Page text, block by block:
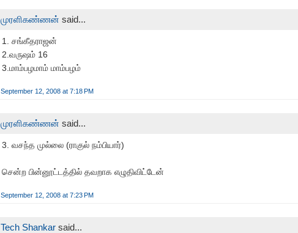
முரளிகண்ணன் said...
1. சங்கீதராஜன்
2.வருஷம் 16
3.மாம்பழமாம் மாம்பழம்
September 12, 2008 at 7:18 PM
முரளிகண்ணன் said...
3. வசந்த முல்லை (ராகுல் நம்பியார்)
சென்ற பின்னூட்டத்தில் தவறாக எழுதிவிட்டேன்
September 12, 2008 at 7:23 PM
Tech Shankar said...